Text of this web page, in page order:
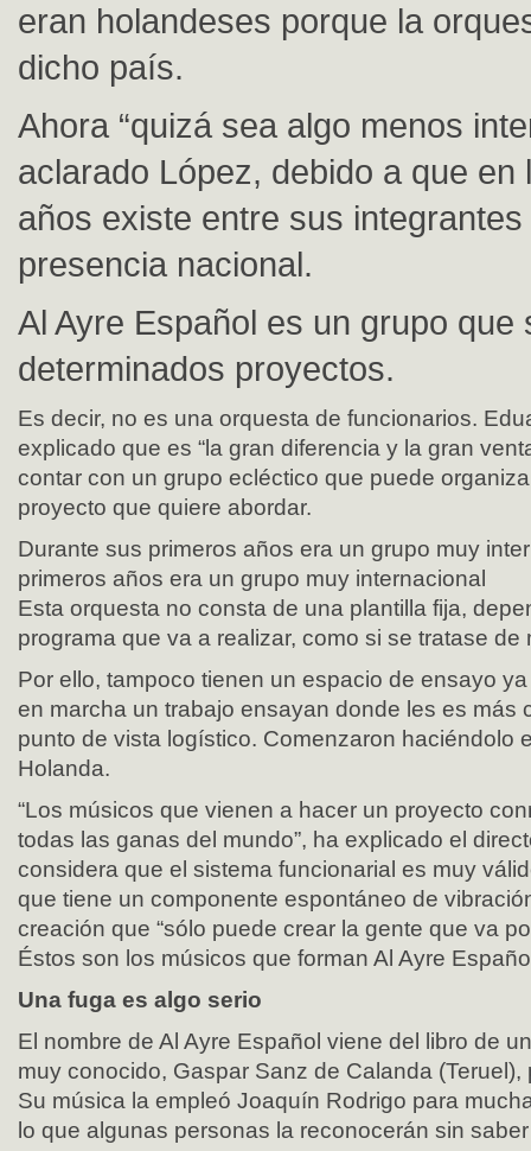
eran holandeses porque la
dicho país.
Ahora “quizá sea algo menos
aclarado López, debido a que en
años existe entre sus
presencia nacional.
Al Ayre Español es un grupo que
determinados proyectos.
Es decir, no es una orquesta de funcionarios.
explicado que es “la gran diferencia y la gran
contar con un grupo ecléctico que puede
proyecto que quiere abordar.
Durante sus primeros años era un grupo muy
primeros años era un grupo muy internacional
Esta orquesta no consta de una plantilla fija,
programa que va a realizar, como si se tratase de
Por ello, tampoco tienen un espacio de ensayo
en marcha un trabajo ensayan donde les es más
punto de vista logístico. Comenzaron haciéndolo
Holanda.
“Los músicos que vienen a hacer un proyecto
todas las ganas del mundo”, ha explicado el
considera que el sistema funcionarial es muy
que tiene un componente espontáneo de
creación que “sólo puede crear la gente que va
Éstos son los músicos que forman Al Ayre
Una fuga es algo serio
El nombre de Al Ayre Español viene del libro de
muy conocido, Gaspar Sanz de Calanda
Su música la empleó Joaquín Rodrigo para
lo que algunas personas la reconocerán sin